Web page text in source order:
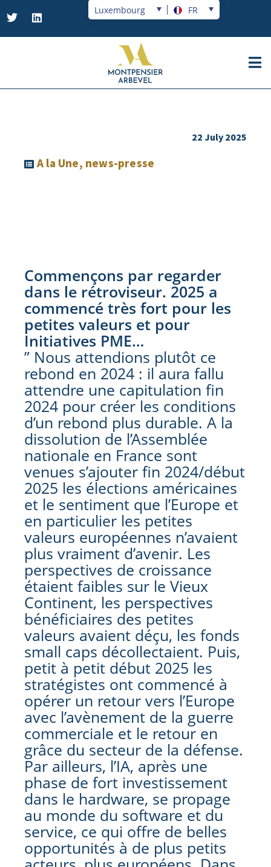
Luxembourg FR
22 July 2025
A la Une, news-presse
Commençons par regarder
dans le rétroviseur. 2025 a
commencé très fort pour les
petites valeurs et pour
Initiatives PME…
” Nous attendions plutôt ce
rebond en 2024 : il aura fallu
attendre une capitulation fin
2024 pour créer les conditions
d’un rebond plus durable. A la
dissolution de l’Assemblée
nationale en France sont
venues s’ajouter fin 2024/début
2025 les élections américaines
et le sentiment que l’Europe et
en particulier les petites
valeurs européennes n’avaient
plus vraiment d’avenir. Les
perspectives de croissance
étaient faibles sur le Vieux
Continent, les perspectives
bénéficiaires des petites
valeurs avaient déçu, les fonds
small caps décollectaient. Puis,
petit à petit début 2025 les
stratégistes ont commencé à
opérer un retour vers l’Europe
avec l’avènement de la guerre
commerciale et le retour en
grâce du secteur de la défense.
Par ailleurs, l’IA, après une
phase de fort investissement
dans le hardware, se propage
au monde du software et du
service, ce qui offre de belles
opportunités à de plus petits